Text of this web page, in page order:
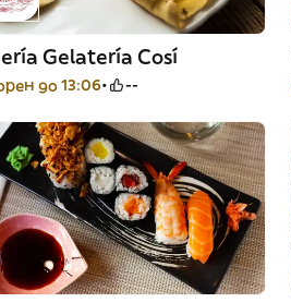
Gelatería Cosí
до 13:06 --